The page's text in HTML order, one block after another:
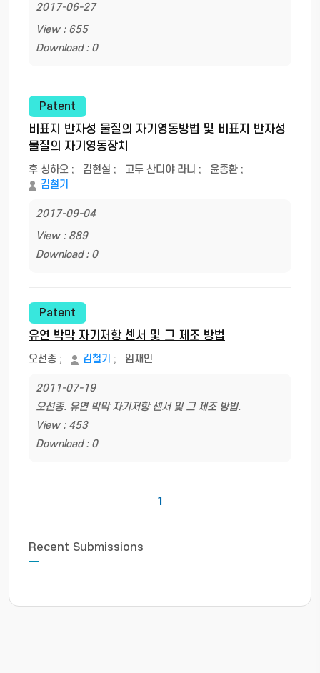
2017-06-27
View : 655
Download : 0
Patent
비표지 반자성 물질의 자기영동방법 및 비표지 반자성
물질의 자기영동장치
후 싱하오 ; 김현설 ; 고두 산디야 라니 ; 윤종환 ;
김철기
2017-09-04
View : 889
Download : 0
Patent
유연 박막 자기저항 센서 및 그 제조 방법
오선종 ; 김철기 ; 임재인
2011-07-19
오선종. 유연 박막 자기저항 센서 및 그 제조 방법.
View : 453
Download : 0
1
Recent Submissions